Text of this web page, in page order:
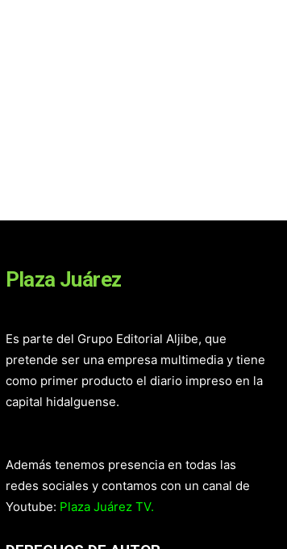
Plaza Juárez
Es parte del Grupo Editorial Aljibe, que
pretende ser una empresa multimedia y tiene
como primer producto el diario impreso en la
capital hidalguense.
Además tenemos presencia en todas las
redes sociales y contamos con un canal de
Youtube: Plaza Juárez TV.